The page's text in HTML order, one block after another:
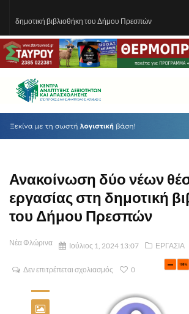
δημοτική βιβλιοθήκη του Δήμου Πρεσπών
Ανακοίνωση δύο νέων
εργασίας στη δημοτική
του Δήμου Πρεσπών
Νέα Φλώρινα Ιούλιος 1, 2024 13:07 ΕΡΓΑΣΙΑ
Δεν επιτρέπεται σχολιασμός 0